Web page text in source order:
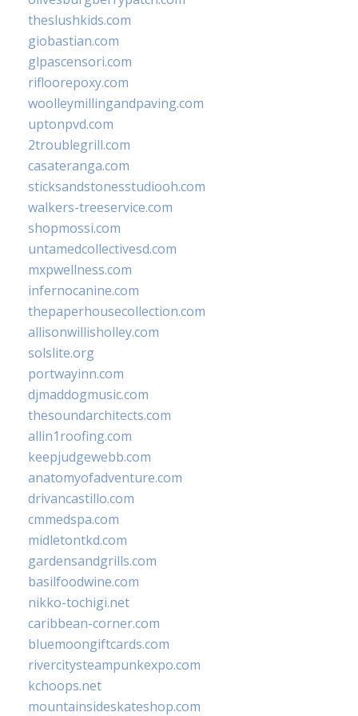
theslushkids.com
giobastian.com
glpascensori.com
rifloorepoxy.com
woolleymillingandpaving.com
uptonpvd.com
2troublegrill.com
casateranga.com
sticksandstonesstudiooh.com
walkers-treeservice.com
shopmossi.com
untamedcollectivesd.com
mxpwellness.com
infernocanine.com
thepaperhousecollection.com
allisonwillisholley.com
solslite.org
portwayinn.com
djmaddogmusic.com
thesoundarchitects.com
allin1roofing.com
keepjudgewebb.com
anatomyofadventure.com
drivancastillo.com
cmmedspa.com
midletontkd.com
gardensandgrills.com
basilfoodwine.com
nikko-tochigi.net
caribbean-corner.com
bluemoongiftcards.com
rivercitysteampunkexpo.com
kchoops.net
mountainsideskateshop.com